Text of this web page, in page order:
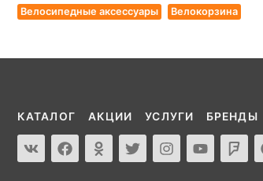
Велосипедные аксессуары Велокорзина
КАТАЛОГ АКЦИИ УСЛУГИ БРЕНДЫ